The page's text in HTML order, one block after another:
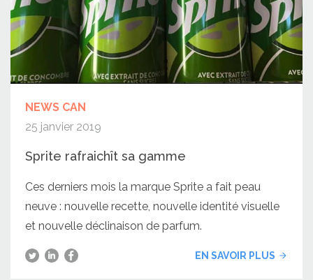
NEWS CAN
25 janvier 2019
Sprite rafraichît sa gamme
Ces derniers mois la marque Sprite a fait peau
neuve : nouvelle recette, nouvelle identité visuelle
et nouvelle déclinaison de parfum.
EN SAVOIR PLUS